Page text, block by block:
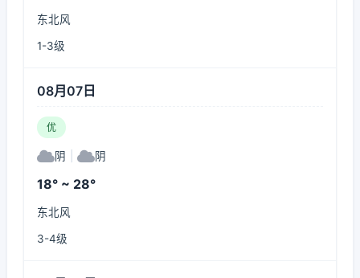
东北风
1-3级
08月07日
优
阴 阴
18° ~ 28°
东北风
3-4级